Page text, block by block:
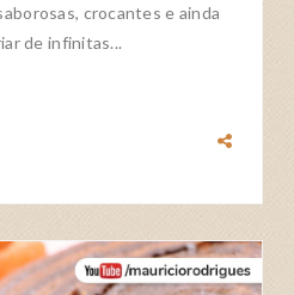
crocantes e ainda
de infinitas...